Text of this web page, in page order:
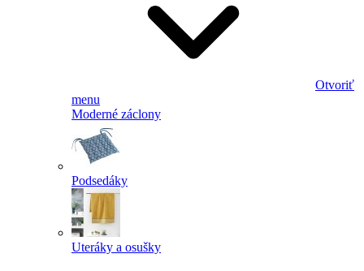
Otvoriť
menu
Moderné záclony
Podsedáky
Uteráky a osušky